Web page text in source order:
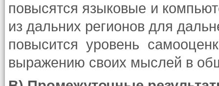
повысятся языковые и
из дальних регионов для
повысится уровень
выражению своих мыслей в